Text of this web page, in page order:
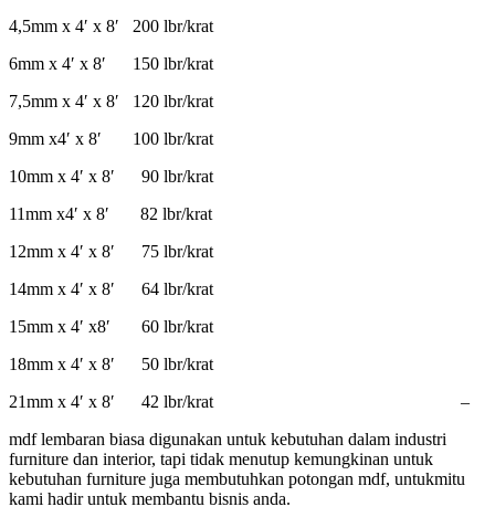
4,5mm x 4′ x 8′ 200 lbr/krat
6mm x 4′ x 8′ 150 lbr/krat
7,5mm x 4′ x 8′ 120 lbr/krat
9mm x4′ x 8′ 100 lbr/krat
10mm x 4′ x 8′ 90 lbr/krat
11mm x4′ x 8′ 82 lbr/krat
12mm x 4′ x 8′ 75 lbr/krat
14mm x 4′ x 8′ 64 lbr/krat
15mm x 4′ x8′ 60 lbr/krat
18mm x 4′ x 8′ 50 lbr/krat
21mm x 4′ x 8′ 42 lbr/krat –
mdf lembaran biasa digunakan untuk kebutuhan dalam industri
furniture dan interior, tapi tidak menutup kemungkinan untuk
kebutuhan furniture juga membutuhkan potongan mdf, untukmitu
kami hadir untuk membantu bisnis anda.